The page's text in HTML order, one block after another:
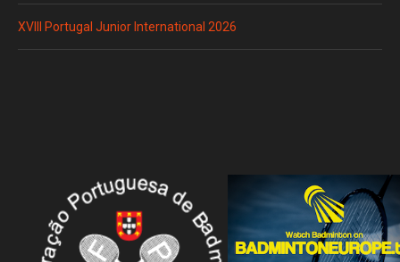
XVIII Portugal Junior International 2026